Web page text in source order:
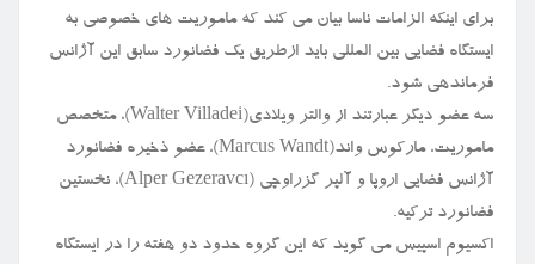
برای اینکه الزامات ناسا بیان می کند که ماموریت های خصوصی به
ایستگاه فضایی بین المللی باید ازطریق یک فضانورد سابق این آژانس
فرماندهی شود.
سه عضو دیگر عبارتند از والتر ویلادی(Walter Villadei)، متخصص
ماموریت، مارکوس واند(Marcus Wandt)، عضو ذخیره فضانورد
آژانس فضایی اروپا و آلپر گزراوچی (Alper Gezeravcı)، نخستین
فضانورد ترکیه.
اکسیوم اسپیس می گوید که این گروه حدود دو هفته را در ایستگاه